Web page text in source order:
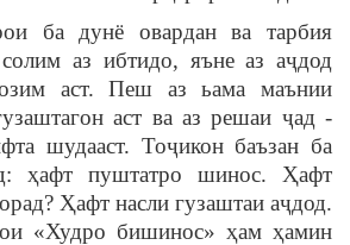
ба дунё овардан ва тарбия
аз ибтидо, яъне аз аҷдод
аст. Пеш аз ьама маънии
аст ва аз решаи ҷад -
шудааст. Тоҷикон баъзан ба
ҳафт пуштатро шинос. Ҳафт
Ҳафт насли гузаштаи аҷдод.
«Худро бишинос» ҳам ҳамин